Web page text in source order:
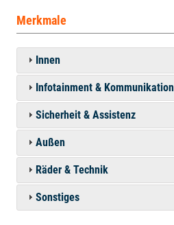
Merkmale
Innen
Infotainment & Kommunikation
Sicherheit & Assistenz
Außen
Räder & Technik
Sonstiges